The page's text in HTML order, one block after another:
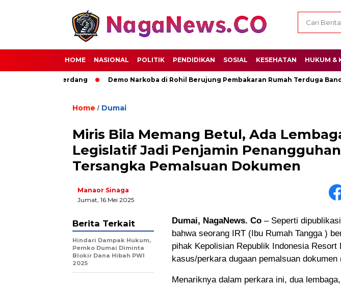
HOME NASIONAL POLITIK PENDIDIKAN SOSIAL KESEHATAN HUKUM &
Deli Serdang Demo Narkoba di Rohil Berujung Pembakaran Rumah Terduga Bandar,
Home / Dumai
Miris Bila Memang Betul, Ada
Legislatif Jadi Penjamin
Tersangka Pemalsuan Dokumen
Manaor Sinaga
Jumat, 16 Mei 2025
Dumai, NagaNews. Co – Seperti
bahwa seorang IRT (Ibu Rumah Tangga )
pihak Kepolisian Republik Indonesia Resort
kasus/perkara dugaan pemalsuan dokumen
Menariknya dalam perkara ini, dua
Berita Terkait
Hindari Dampak Hukum,
Pemko Dumai Diminta
Blokir Dana Hibah PWI
2025